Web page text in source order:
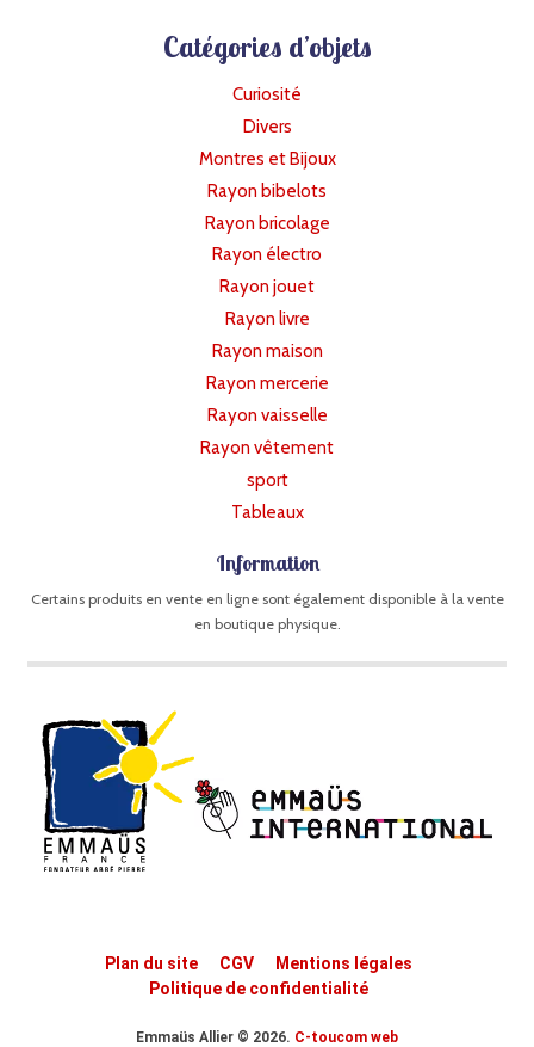
Catégories d’objets
Curiosité
Divers
Montres et Bijoux
Rayon bibelots
Rayon bricolage
Rayon électro
Rayon jouet
Rayon livre
Rayon maison
Rayon mercerie
Rayon vaisselle
Rayon vêtement
sport
Tableaux
Information
Certains produits en vente en ligne sont également disponible à la vente
en boutique physique.
Plan du site CGV
Mentions légales
Politique de confidentialité
Emmaüs Allier © 2026. C-toucom web